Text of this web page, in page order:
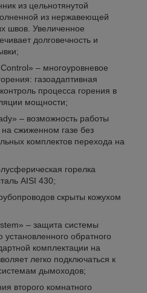
из цельнотянутой
из нержавеющей
швов. Увеличенное
долговечность и
– многоуровневое
газоадаптивная
процесса горения в
мощности;
– возможность работы
на сжиженном газе без
комплектов перехода на
горелка
AISI 430;
скрыты кожухом
– защита системы
обратного
комплектации на
легко подключаться к
дымоходов;
второго комнатного